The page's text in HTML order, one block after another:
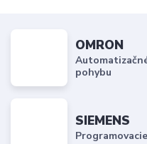
OMRON
pohybu
SIEMENS